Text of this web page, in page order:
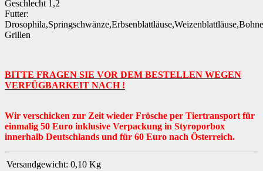
Geschlecht 1,2
Futter:
Grillen
BITTE FRAGEN SIE VOR DEM BESTELLEN WEGEN
VERFÜGBARKEIT NACH !
Wir verschicken zur Zeit wieder Frösche per Tiertransport für
einmalig 50 Euro inklusive Verpackung in Styroporbox
innerhalb Deutschlands und für 60 Euro nach Österreich.
Versandgewicht: 0,10 Kg